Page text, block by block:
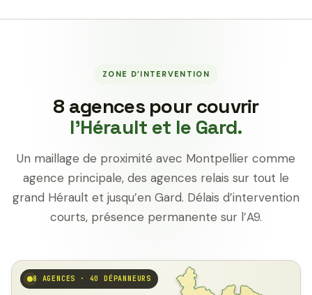
ZONE D’INTERVENTION
8 agences pour couvrir
l’Hérault et le Gard.
Un maillage de proximité avec Montpellier comme
agence principale, des agences relais sur tout le
grand Hérault et jusqu’en Gard. Délais d’intervention
courts, présence permanente sur l’A9.
8 AGENCES · 40 DÉPANNEURS